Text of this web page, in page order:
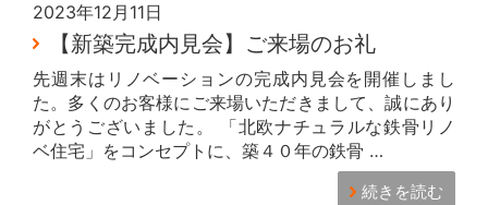
2023年12月11日
【新築完成内見会】ご来場のお礼
先週末はリノベーションの完成内見会を開催しまし
た。多くのお客様にご来場いただきまして、誠にあり
がとうございました。 「北欧ナチュラルな鉄骨リノ
ベ住宅」をコンセプトに、築４０年の鉄骨 …
続きを読む